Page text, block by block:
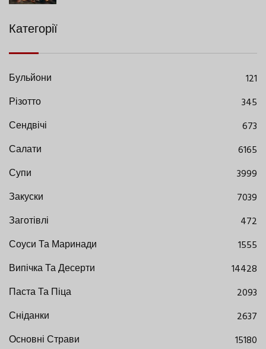
Категорії
Бульйони
121
Різотто
345
Сендвічі
673
Салати
6165
Супи
3999
Закуски
7039
Заготівлі
472
Соуси Та Маринади
1555
Випічка Та Десерти
14428
Паста Та Піца
2093
Сніданки
2637
Основні Страви
15180